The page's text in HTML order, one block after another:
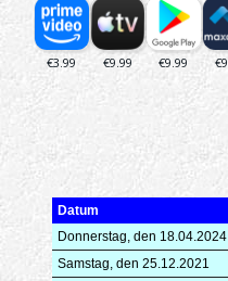
Datum
Donnerstag, den 18.04.2024
Samstag, den 25.12.2021